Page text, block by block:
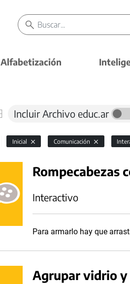
Alfabetización
Incluir Archivo educ.ar
Inicial Comunicación
Rompecabezas
Interactivo
Para armarlo hay que
Agrupar vidrio